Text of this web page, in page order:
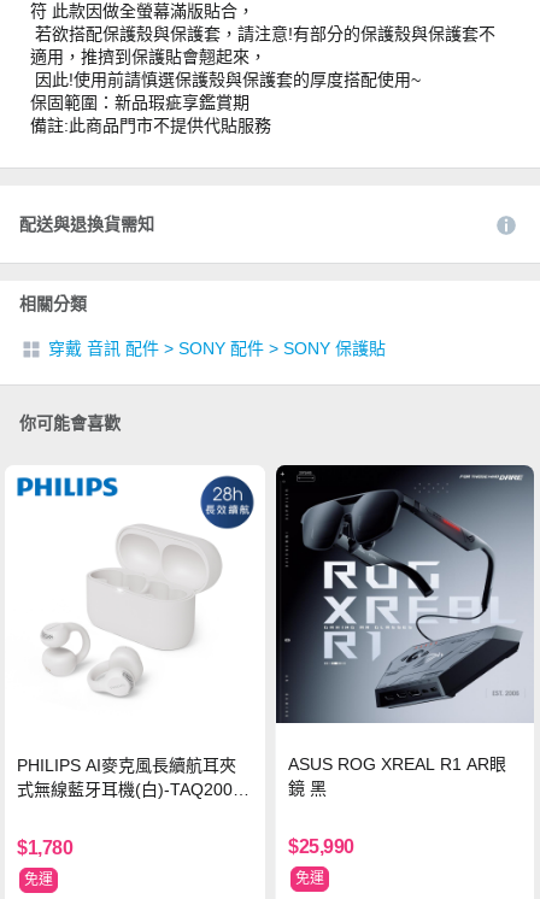
符 此款因做全螢幕滿版貼合，
若欲搭配保護殼與保護套，請注意!有部分的保護殼與保護套不
適用，推擠到保護貼會翹起來，
因此!使用前請慎選保護殼與保護套的厚度搭配使用~
保固範圍：新品瑕疵享鑑賞期
備註:此商品門市不提供代貼服務
配送與退換貨需知
相關分類
穿戴 音訊 配件 > SONY 配件 > SONY 保護貼
你可能會喜歡
PHILIPS AI麥克風長續航耳夾
式無線藍牙耳機(白)-TAQ2000
$1,780
免運
ASUS ROG XREAL R1 AR眼
鏡 黑
$25,990
免運